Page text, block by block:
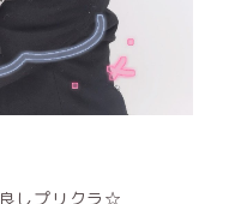
しプリクラ☆